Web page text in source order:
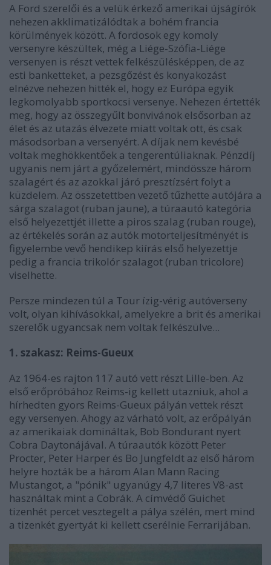
A Ford szerelői és a velük érkező amerikai újságírók
nehezen akklimatizálódtak a bohém francia
körülmények között. A fordosok egy komoly
versenyre készültek, még a Liége-Szófia-Liége
versenyen is részt vettek felkészülésképpen, de az
esti banketteket, a pezsgőzést és konyakozást
elnézve nehezen hitték el, hogy ez Európa egyik
legkomolyabb sportkocsi versenye. Nehezen értették
meg, hogy az összegyűlt bonvivánok elsősorban az
élet és az utazás élvezete miatt voltak ott, és csak
másodsorban a versenyért. A díjak nem kevésbé
voltak meghökkentőek a tengerentúliaknak. Pénzdíj
ugyanis nem járt a győzelemért, mindössze három
szalagért és az azokkal járó presztízsért folyt a
küzdelem. Az összetettben vezető tűzhette autójára a
sárga szalagot (ruban jaune), a túraautó kategória
első helyezettjét illette a piros szalag (ruban rouge),
az értékelés során az autók motorteljesítményét is
figyelembe vevő hendikep kiírás első helyezettje
pedig a francia trikolór szalagot (ruban tricolore)
viselhette.
Persze mindezen túl a Tour ízig-vérig autóverseny
volt, olyan kihívásokkal, amelyekre a brit és amerikai
szerelők ugyancsak nem voltak felkészülve...
1. szakasz: Reims-Gueux
Az 1964-es rajton 117 autó vett részt Lille-ben. Az
első erőpróbához Reims-ig kellett utazniuk, ahol a
hírhedten gyors Reims-Gueux pályán vettek részt
egy versenyen. Ahogy az várható volt, az erőpályán
az amerikaiak domináltak, Bob Bondurant nyert
Cobra Daytonájával. A túraautók között Peter
Procter, Peter Harper és Bo Jungfeldt az első három
helyre hozták be a három Alan Mann Racing
Mustangot, a "pónik" ugyanúgy 4,7 literes V8-ast
használtak mint a Cobrák. A címvédő Guichet
tizenhét percet vesztegelt a pálya szélén, mert mind
a tizenkét gyertyát ki kellett cserélnie Ferrarijában.